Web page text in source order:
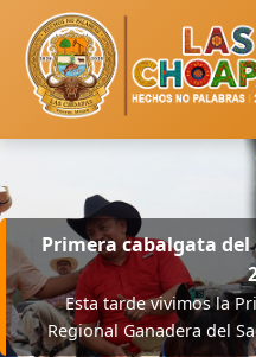
Primera cabalgata del
Esta tarde vivimos la
Regional Ganadera del
Iniciamos con el
Estadio de Fútbol
Hoy vivimos una
historia de nuestro